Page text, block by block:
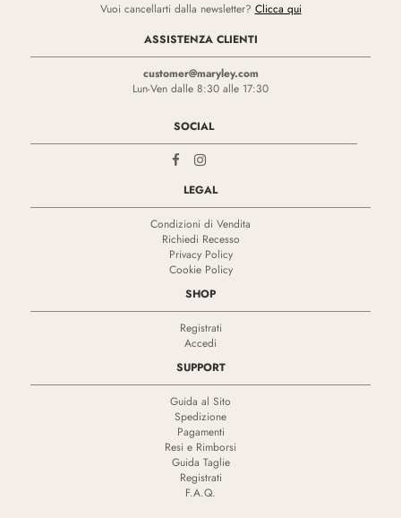
Vuoi cancellarti dalla newsletter? Clicca qui
ASSISTENZA CLIENTI
customer@maryley.com
Lun-Ven dalle 8:30 alle 17:30
SOCIAL
LEGAL
Condizioni di Vendita
Richiedi Recesso
Privacy Policy
Cookie Policy
SHOP
Registrati
Accedi
SUPPORT
Guida al Sito
Spedizione
Pagamenti
Resi e Rimborsi
Guida Taglie
Registrati
F.A.Q.